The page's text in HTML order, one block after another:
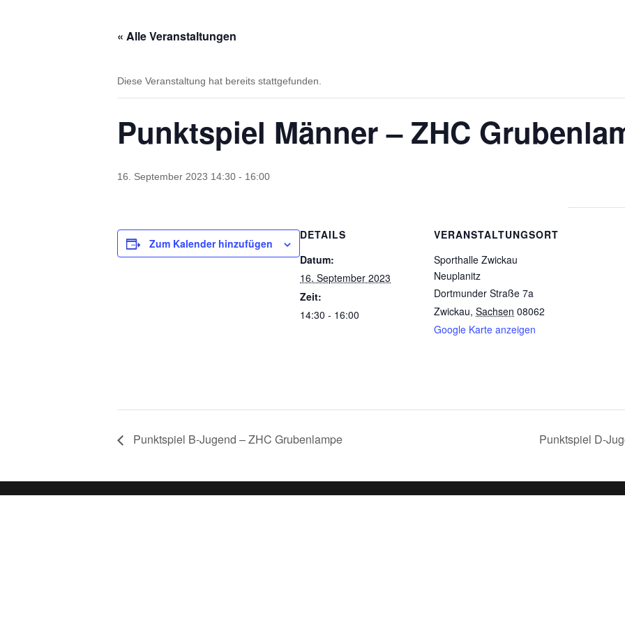
« Alle Veranstaltungen
Diese Veranstaltung hat bereits stattgefunden.
Punktspiel Männer – ZHC
16. September 2023 14:30 - 16:00
Zum Kalender hinzufügen
DETAILS
Datum:
16. September 2023
Zeit:
14:30 - 16:00
VERANSTALTUNGSORT
Sporthalle Zwickau
Neuplanitz
Dortmunder Straße 7a
Zwickau, Sachsen 08062
Google Karte anzeigen
Punktspiel B-Jugend – ZHC Grubenlampe Punktspiel D-